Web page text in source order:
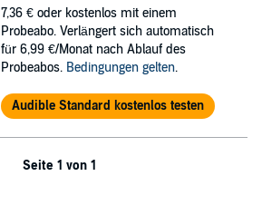
7,36 € oder kostenlos mit einem
Probeabo. Verlängert sich automatisch
für 6,99 €/Monat nach Ablauf des
Probeabos. Bedingungen gelten.
Audible Standard kostenlos testen
Seite 1 von 1